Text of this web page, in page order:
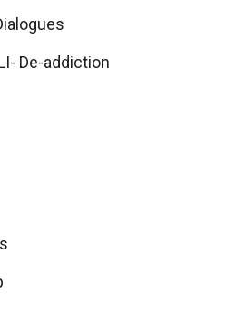
De-addiction